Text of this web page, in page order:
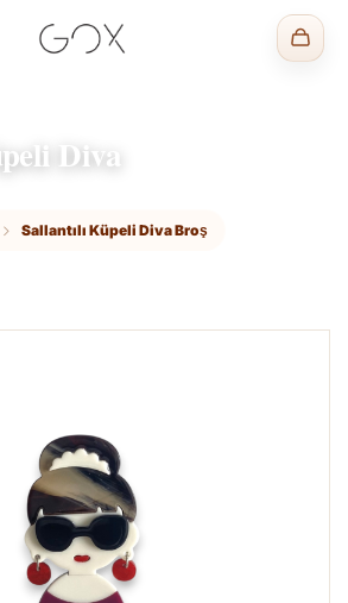
Diva
Sallantılı Küpeli Diva Broş